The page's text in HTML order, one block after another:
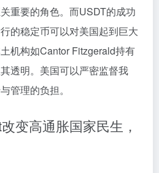
重要的角色。而USDT的成功
的稳定币可以对美国起到巨大
机构如Cantor Fitzgerald持有
透明。美国可以严密监督我
管理的负担。
变高通胀国家民生，